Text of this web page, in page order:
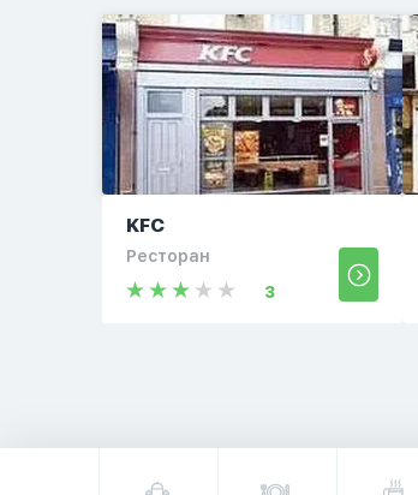
KFC
Ресторан
3